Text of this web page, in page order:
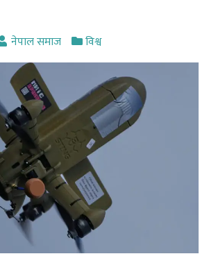
नेपाल समाज विश्व